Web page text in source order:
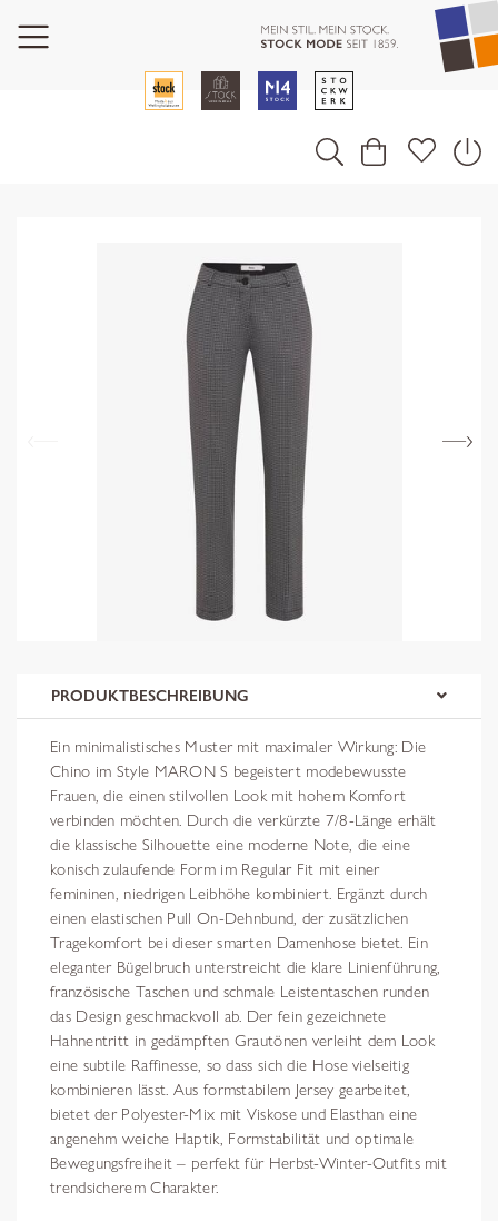
PRODUKTBESCHREIBUNG
Ein minimalistisches Muster mit maximaler Wirkung: Die
Chino im Style MARON S begeistert modebewusste
Frauen, die einen stilvollen Look mit hohem Komfort
verbinden möchten. Durch die verkürzte 7/8-Länge erhält
die klassische Silhouette eine moderne Note, die eine
konisch zulaufende Form im Regular Fit mit einer
femininen, niedrigen Leibhöhe kombiniert. Ergänzt durch
einen elastischen Pull On-Dehnbund, der zusätzlichen
Tragekomfort bei dieser smarten Damenhose bietet. Ein
eleganter Bügelbruch unterstreicht die klare Linienführung,
französische Taschen und schmale Leistentaschen runden
das Design geschmackvoll ab. Der fein gezeichnete
Hahnentritt in gedämpften Grautönen verleiht dem Look
eine subtile Raffinesse, so dass sich die Hose vielseitig
kombinieren lässt. Aus formstabilem Jersey gearbeitet,
bietet der Polyester-Mix mit Viskose und Elasthan eine
angenehm weiche Haptik, Formstabilität und optimale
Bewegungsfreiheit – perfekt für Herbst-Winter-Outfits mit
trendsicherem Charakter.